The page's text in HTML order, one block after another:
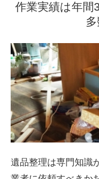
作業実績は年
遺品整理は専門知識